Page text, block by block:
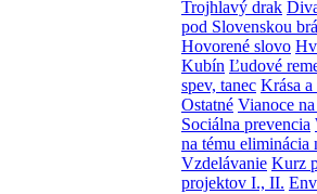
Trojhlavý drak
pod Slovenskou
Hovorené slovo
Kubín Ľudové
spev, tanec Krása
Ostatné Vianoce
Sociálna prevencia
na tému eliminácia
Vzdelávanie Kurz
projektov I., II.